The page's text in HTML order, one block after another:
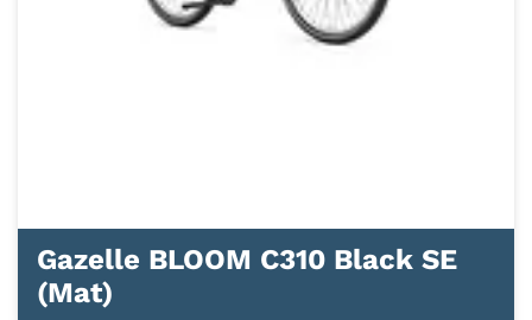
Gazelle BLOOM C310 Black SE
(Mat)